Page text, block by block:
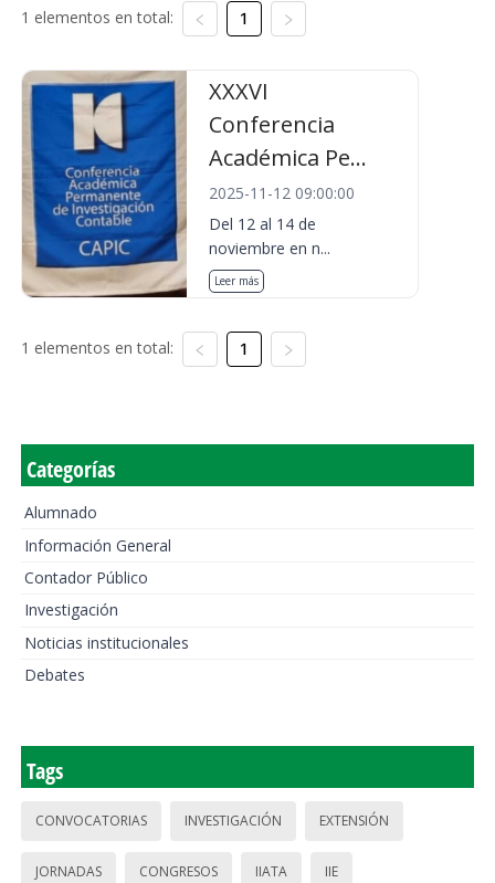
1 elementos en total: 1
XXXVI
Conferencia
Académica Pe...
2025-11-12 09:00:00
Del 12 al 14 de
noviembre en n...
Leer más
1 elementos en total: 1
Categorías
Alumnado
Información General
Contador Público
Investigación
Noticias institucionales
Debates
Tags
CONVOCATORIAS INVESTIGACIÓN EXTENSIÓN
JORNADAS CONGRESOS IIATA IIE